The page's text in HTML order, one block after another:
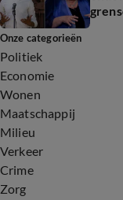
Onze categorieën
Politiek
Economie
Wonen
Maatschappij
Milieu
Verkeer
Crime
Zorg